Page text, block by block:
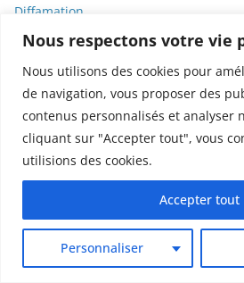
Nous respectons votre vie
Nous utilisons des cookies pour
de navigation, vous proposer des
contenus personnalisés et analyser
cliquant sur "Accepter tout", vous
utilisions des cookies.
Personnaliser
Accepter tout
Diffamation
Dignité
Diplomatie
Dispositifs médicaux
Dlct
Doctolib
DODGE
Donald Trump